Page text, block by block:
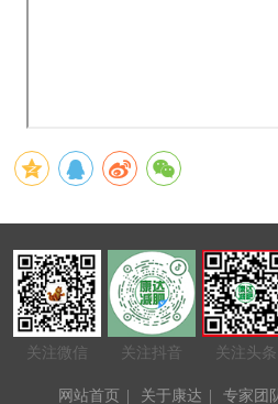
关注微信 关注抖音 关注头条
网站首页 关于康达 专家团